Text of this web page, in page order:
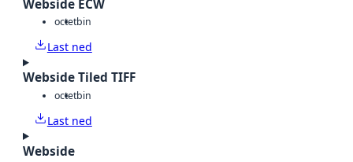
Webside ECW
octetbin
Last ned
Webside Tiled TIFF
octetbin
Last ned
Webside